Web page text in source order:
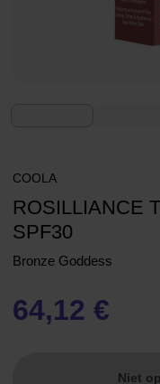
COOLA
ROSILLIANCE
SPF30
Bronze Goddess
64,12 €
Niet